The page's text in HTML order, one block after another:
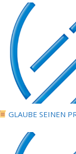
Hiob | Kap.8 –
GLAUBE SEINEN